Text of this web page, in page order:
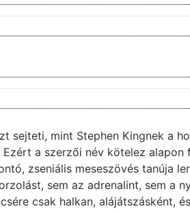
sejteti, mint Stephen Kingnek a
a szerzői név kötelez
zseniális meseszövés tanúja
sem az adrenalint, sem a
csak halkan, alájátszásként,